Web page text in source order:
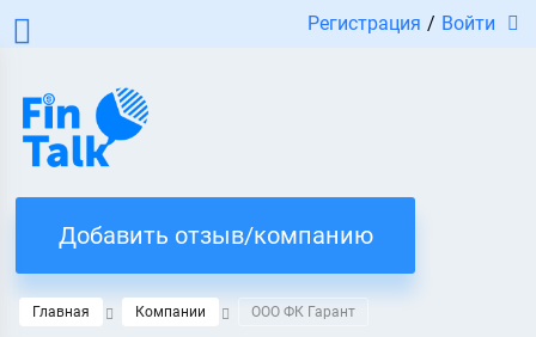
Регистрация / Войти
Добавить отзыв/компанию
Главная Компании ООО ФК Гарант